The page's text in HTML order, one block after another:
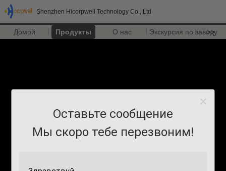
Shenzhen Hicorpwell Technology Co., Ltd
Домой Продукты О нас Экскурсия по заводу
>>
Оставьте сообщение
Мы скоро тебе перезвоним!